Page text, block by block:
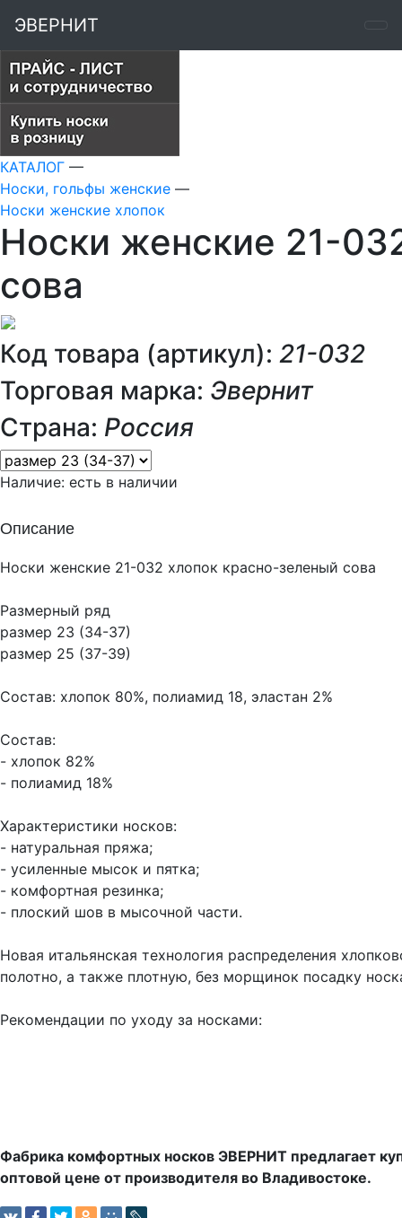
ЭВЕРНИТ
КАТАЛОГ —
Носки, гольфы женские —
Носки женские хлопок
Носки женские 21-
сова
Код товара (артикул): 21-032
Торговая марка: Эвернит
Страна: Россия
Наличие: есть в наличии
Описание
Носки женские 21-032 хлопок красно-зеленый сова
Размерный ряд
размер 23 (34-37)
размер 25 (37-39)
Состав: хлопок 80%, полиамид 18, эластан 2%
Состав:
- хлопок 82%
- полиамид 18%
Характеристики носков:
- натуральная пряжа;
- усиленные мысок и пятка;
- комфортная резинка;
- плоский шов в мысочной части.
Новая итальянская технология распределения
полотно, а также плотную, без морщинок посадку
Рекомендации по уходу за носками:
Фабрика комфортных носков ЭВЕРНИТ предлагает
оптовой цене от производителя во Владивостоке.